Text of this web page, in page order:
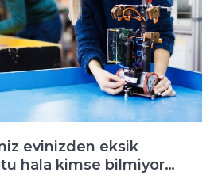
evinizden eksik
hala kimse bilmiyor…